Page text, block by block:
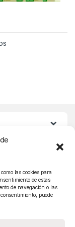
las cookies para
de estas
de navegación o las
puede